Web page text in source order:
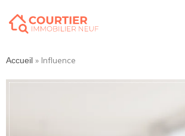
Accueil » Influence